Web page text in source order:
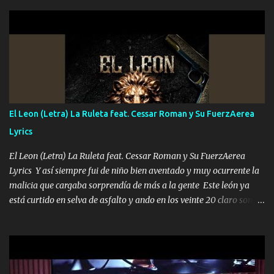
ni tampoco las mujeres porque es platica de grandes por eso hay
que estar alegres doy las instrucciones para atender los deberes
Música Si es que salta algún problema de confianza tengo gente
ahí está el Hombre Cuarenta y también Pariente 7 arreglan
cualquier problema no más es cuestión que ordené NOS HACE
FALTA UN HERMANO DE CLAVE ERA EL 24 SIEMPRE FUE UN
HOMBRE VALIENTE POR ALGO M'URIÓ PELEAND0 SIEMPRE
VIO POR LA FAMILIA PARA QUE SIGA EL LEGADO Es el DOS de
los HERMANOS un cerebro inteligente y com...
El Leon (Letra) La Ruleta feat. Cessar Roman y Su FuerzAerea
Lyrics
El Leon (Letra) La Ruleta feat. Cessar Roman y Su FuerzAerea
Lyrics Y así siempre fui de niño bien aventado y muy ocurrente la
malicia que cargaba sorprendía de más a la gente Este león ya
está curtido en selva de asfalto y ando en los veinte 20 claro son
pa más pues hay charola les voy a dar hasta topar pues no hay de